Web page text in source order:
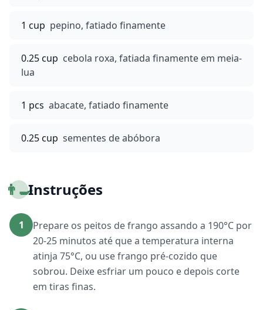
1 cup pepino, fatiado finamente
0.25 cup cebola roxa, fatiada finamente em meia-
lua
1 pcs abacate, fatiado finamente
0.25 cup sementes de abóbora
👨‍🍳Instruções
1
Prepare os peitos de frango assando a 190°C por
20-25 minutos até que a temperatura interna
atinja 75°C, ou use frango pré-cozido que
sobrou. Deixe esfriar um pouco e depois corte
em tiras finas.